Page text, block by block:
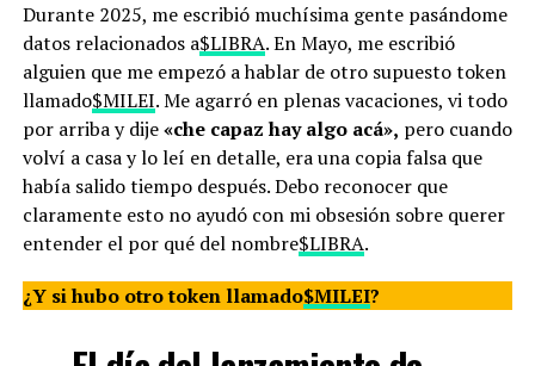
Durante 2025, me escribió muchísima gente pasándome
datos relacionados a$LIBRA. En Mayo, me escribió
alguien que me empezó a hablar de otro supuesto token
llamado$MILEI. Me agarró en plenas vacaciones, vi todo
por arriba y dije«che capaz hay algo acá», pero cuando
volví a casa y lo leí en detalle, era una copia falsa que
había salido tiempo después. Debo reconocer que
claramente esto no ayudó con mi obsesión sobre querer
entender el por qué del nombre$LIBRA.
¿Y si hubo otro token llamado$MILEI?